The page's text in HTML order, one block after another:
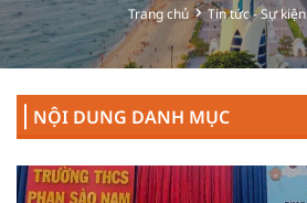
Trang chủ Tin tức - Sự kiện
NỘI DUNG DANH MỤC